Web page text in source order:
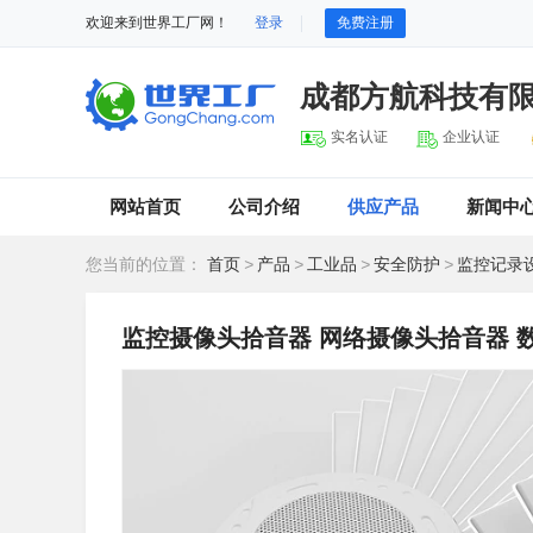
欢迎来到世界工厂网！ 登录 免费注册
成都方航科技有
实名认证 企业认证
网站首页 公司介绍 供应产品 新闻中
您当前的位置： 首页 > 产品 > 工业品 >安全防护 > 监控记录
监控摄像头拾音器 网络摄像头拾音器